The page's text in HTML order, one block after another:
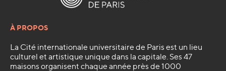
À PROPOS
La Cité internationale universitaire de Paris est un lieu
culturel et artistique unique dans la capitale. Ses 47
maisons organisent chaque année près de 1000